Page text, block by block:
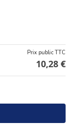
Prix public TTC
10,28 €